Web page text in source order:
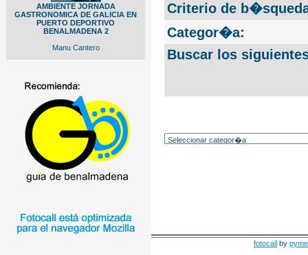
AMBIENTE JORNADA
GASTRONOMICA DE GALICIA EN
PUERTO DEPORTIVO
BENALMADENA 2
Manu Cantero
Criterio de
Categor�a:
Buscar los
fotocall by